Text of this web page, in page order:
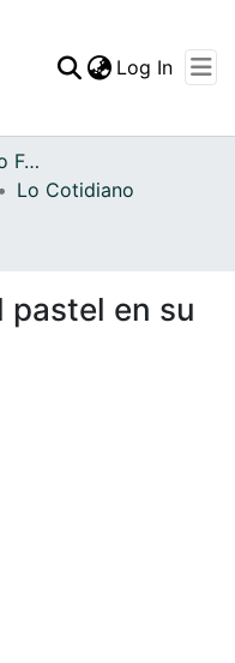
Statistics
Log In
Archivo del Patrimonio Fotográfico y Fílmico del Valle del Cauca
Lo Cotidiano
pastel en su